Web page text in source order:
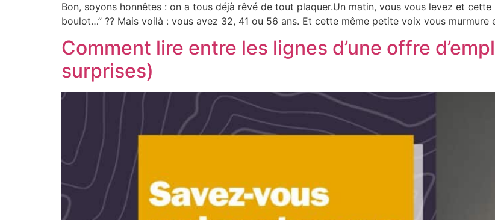
Bon, soyons honnêtes : on a tous déjà rêvé de tout plaquer.Un matin, vous vous levez et
boulot…” ?‍?️ Mais voilà : vous avez 32, 41 ou 56 ans. Et cette même petite voix vous murmure
Comment lire entre les lignes d’une offre
surprises)